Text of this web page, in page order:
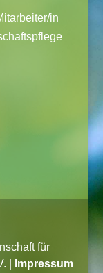
in
für
|
Impressum